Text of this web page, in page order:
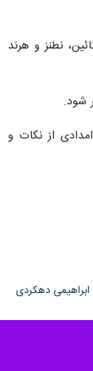
نطنز و هرند
شود.
از نکات و
ابراهیمی دهکردی